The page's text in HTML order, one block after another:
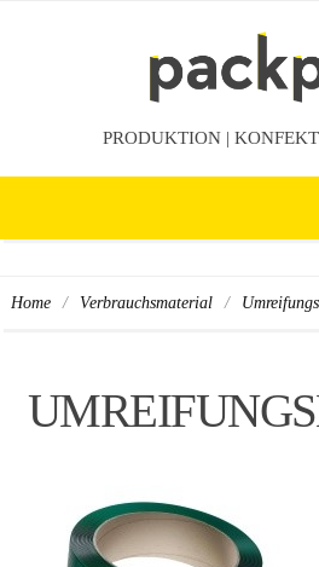
PRODUKTION |
Home / Verbrauchsmaterial /